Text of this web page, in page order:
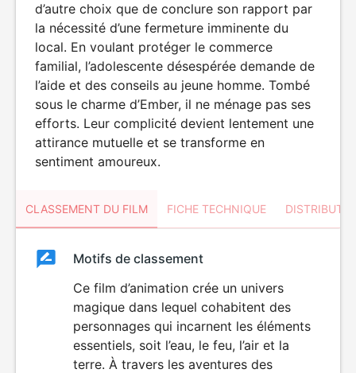
d’autre choix que de conclure son rapport par
la nécessité d’une fermeture imminente du
local. En voulant protéger le commerce
familial, l’adolescente désespérée demande de
l’aide et des conseils au jeune homme. Tombé
sous le charme d’Ember, il ne ménage pas ses
efforts. Leur complicité devient lentement une
attirance mutuelle et se transforme en
sentiment amoureux.
CLASSEMENT DU FILM FICHE TECHNIQUE
ClassementClassement
Motifs de classement
Ce film d’animation crée un univers
magique dans lequel cohabitent des
personnages qui incarnent les éléments
essentiels, soit l’eau, le feu, l’air et la
terre. À travers les aventures des